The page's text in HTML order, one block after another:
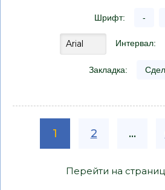
Шрифт: -
Интервал:
Закладка:
1 2 ...
Перейти на